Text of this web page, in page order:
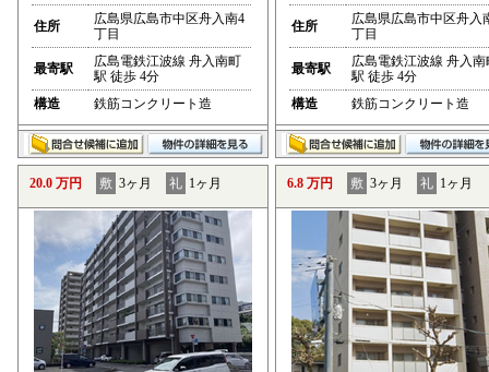
住所
広島県広島市中区舟入南4
丁目
最寄駅
広島電鉄江波線 舟入南町
駅 徒歩 4分
構造
鉄筋コンクリート造
住所
広島県広島市中区舟入
丁目
最寄駅
広島電鉄江波線 舟入南
駅 徒歩 4分
構造
鉄筋コンクリート造
20.0 万円 敷 3ヶ月 礼 1ヶ月 6.8 万円 敷 3ヶ月 礼 1ヶ月